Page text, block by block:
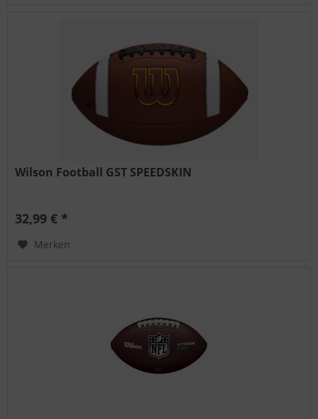
Wilson Football GST SPEEDSKIN
32,99 € *
Merken